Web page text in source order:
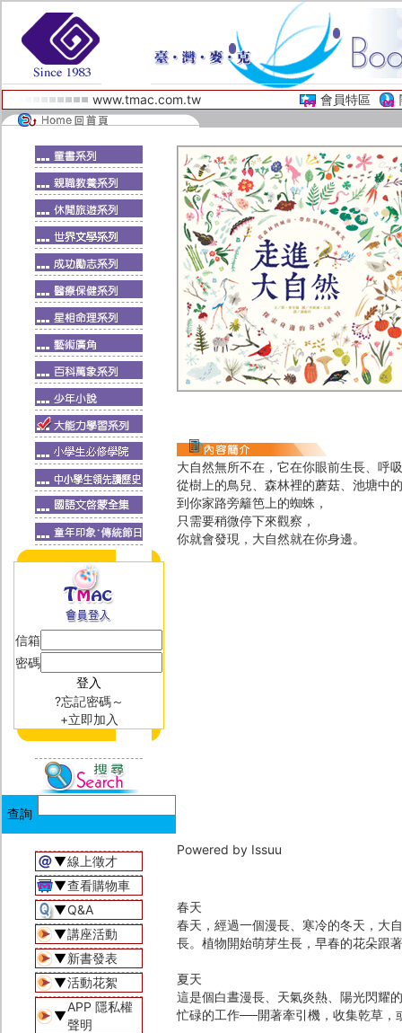
www.tmac.com.tw 會員特區
信箱
密碼
?忘記密碼～
+立即加入
▼線上徵才
▼查看購物車
▼Q&A
▼講座活動
▼新書發表
▼活動花絮
▼
APP 隱私權
聲明
大自然無所不在，它在你眼前生長、呼
從樹上的鳥兒、森林裡的蘑菇、池塘中
到你家路旁籬笆上的蜘蛛，
只需要稍微停下來觀察，
你就會發現，大自然就在你身邊。
Powered by Issuu
春天
春天，經過一個漫長、寒冷的冬天，大
長。植物開始萌芽生長，早春的花朵跟
夏天
這是個白晝漫長、天氣炎熱、陽光閃耀
忙碌的工作──開著牽引機，收集乾草，